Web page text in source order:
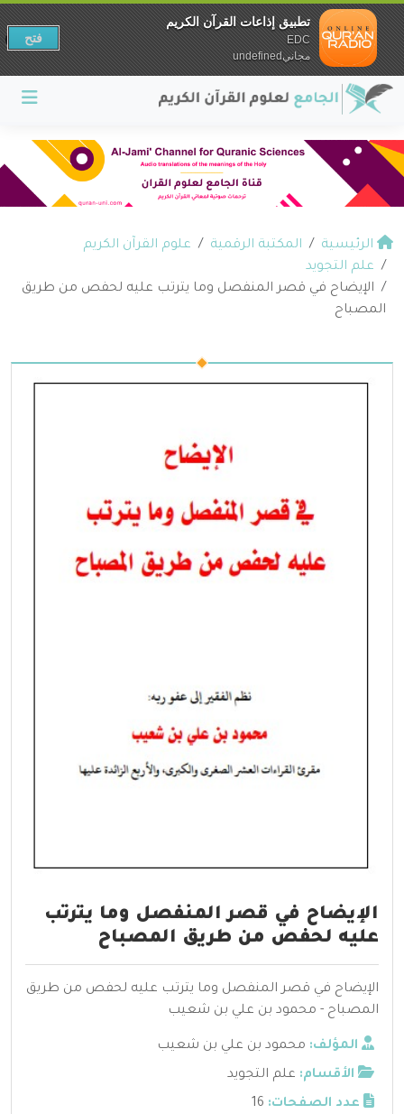
الرئيسية المكتبة الرقمية
علوم القرآن الكريم
علم التجويد
الإيضاح في قصر المنفصل وما يترتب عليه لحفص من طريق
المصباح
الإيضاح في قصر المنفصل وما يترتب
عليه لحفص من طريق المصباح
الإيضاح في قصر المنفصل وما يترتب عليه لحفص من طريق
المصباح - محمود بن علي بن شعيب
المؤلف: محمود بن علي بن شعيب
الأقسام: علم التجويد
عدد الصفحات: 16
تطبيق إذاعات القرآن الكريم
EDC
مجانيundefined
فتح